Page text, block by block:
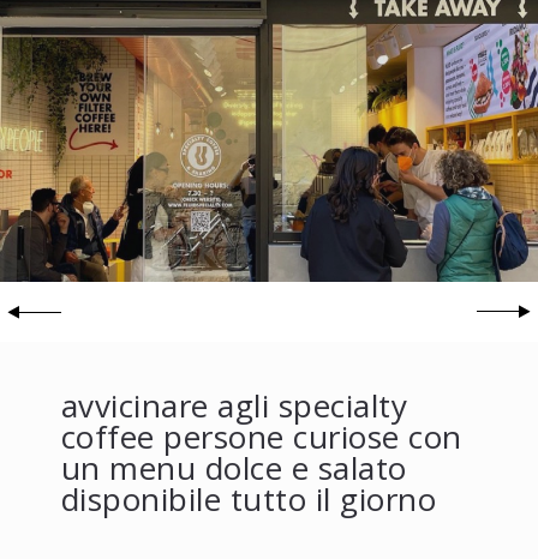
avvicinare agli specialty
coffee persone curiose con
un menu dolce e salato
disponibile tutto il giorno